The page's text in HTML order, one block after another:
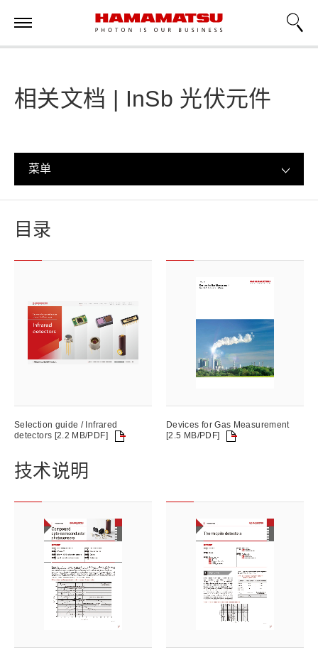
相关文档 | InSb 光伏元件
菜单
目录
Selection guide / Infrared
detectors [2.2 MB/PDF]
Devices for Gas Measurement
[2.5 MB/PDF]
技术说明